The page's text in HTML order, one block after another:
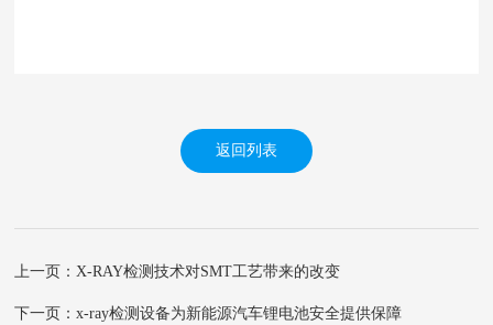
返回列表
上一页：X-RAY检测技术对SMT工艺带来的改变
下一页：x-ray检测设备为新能源汽车锂电池安全提供保障